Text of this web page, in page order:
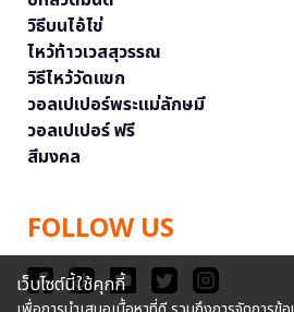
วิธีบนไอ้ไข่
ไหว้ท้าวเวสสุวรรณ
วิธีไหว้วัดแขก
วอลเปเปอร์พระแม่ลักษมี
วอลเปเปอร์ ฟรี
สีมงคล
FOLLOW US
เว็บไซต์นี้ใช้คุกกี้